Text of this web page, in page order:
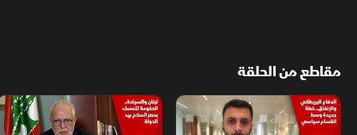
مقاطع من الحلقة